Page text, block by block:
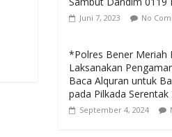
Juni 7, 2023 No
*Polres Bener Meriah
Laksanakan
Baca Alquran untuk
pada Pilkada
September 4, 2024